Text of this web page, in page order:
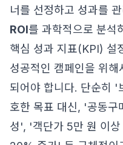
너를 선정하고 성과를
ROI를 과학적으로 분석
핵심 성과 지표(KPI) 설
성공적인 캠페인을 위
되어야 합니다. 단순히 '
호한 목표 대신, '공동구
성', '객단가 5만 원 이